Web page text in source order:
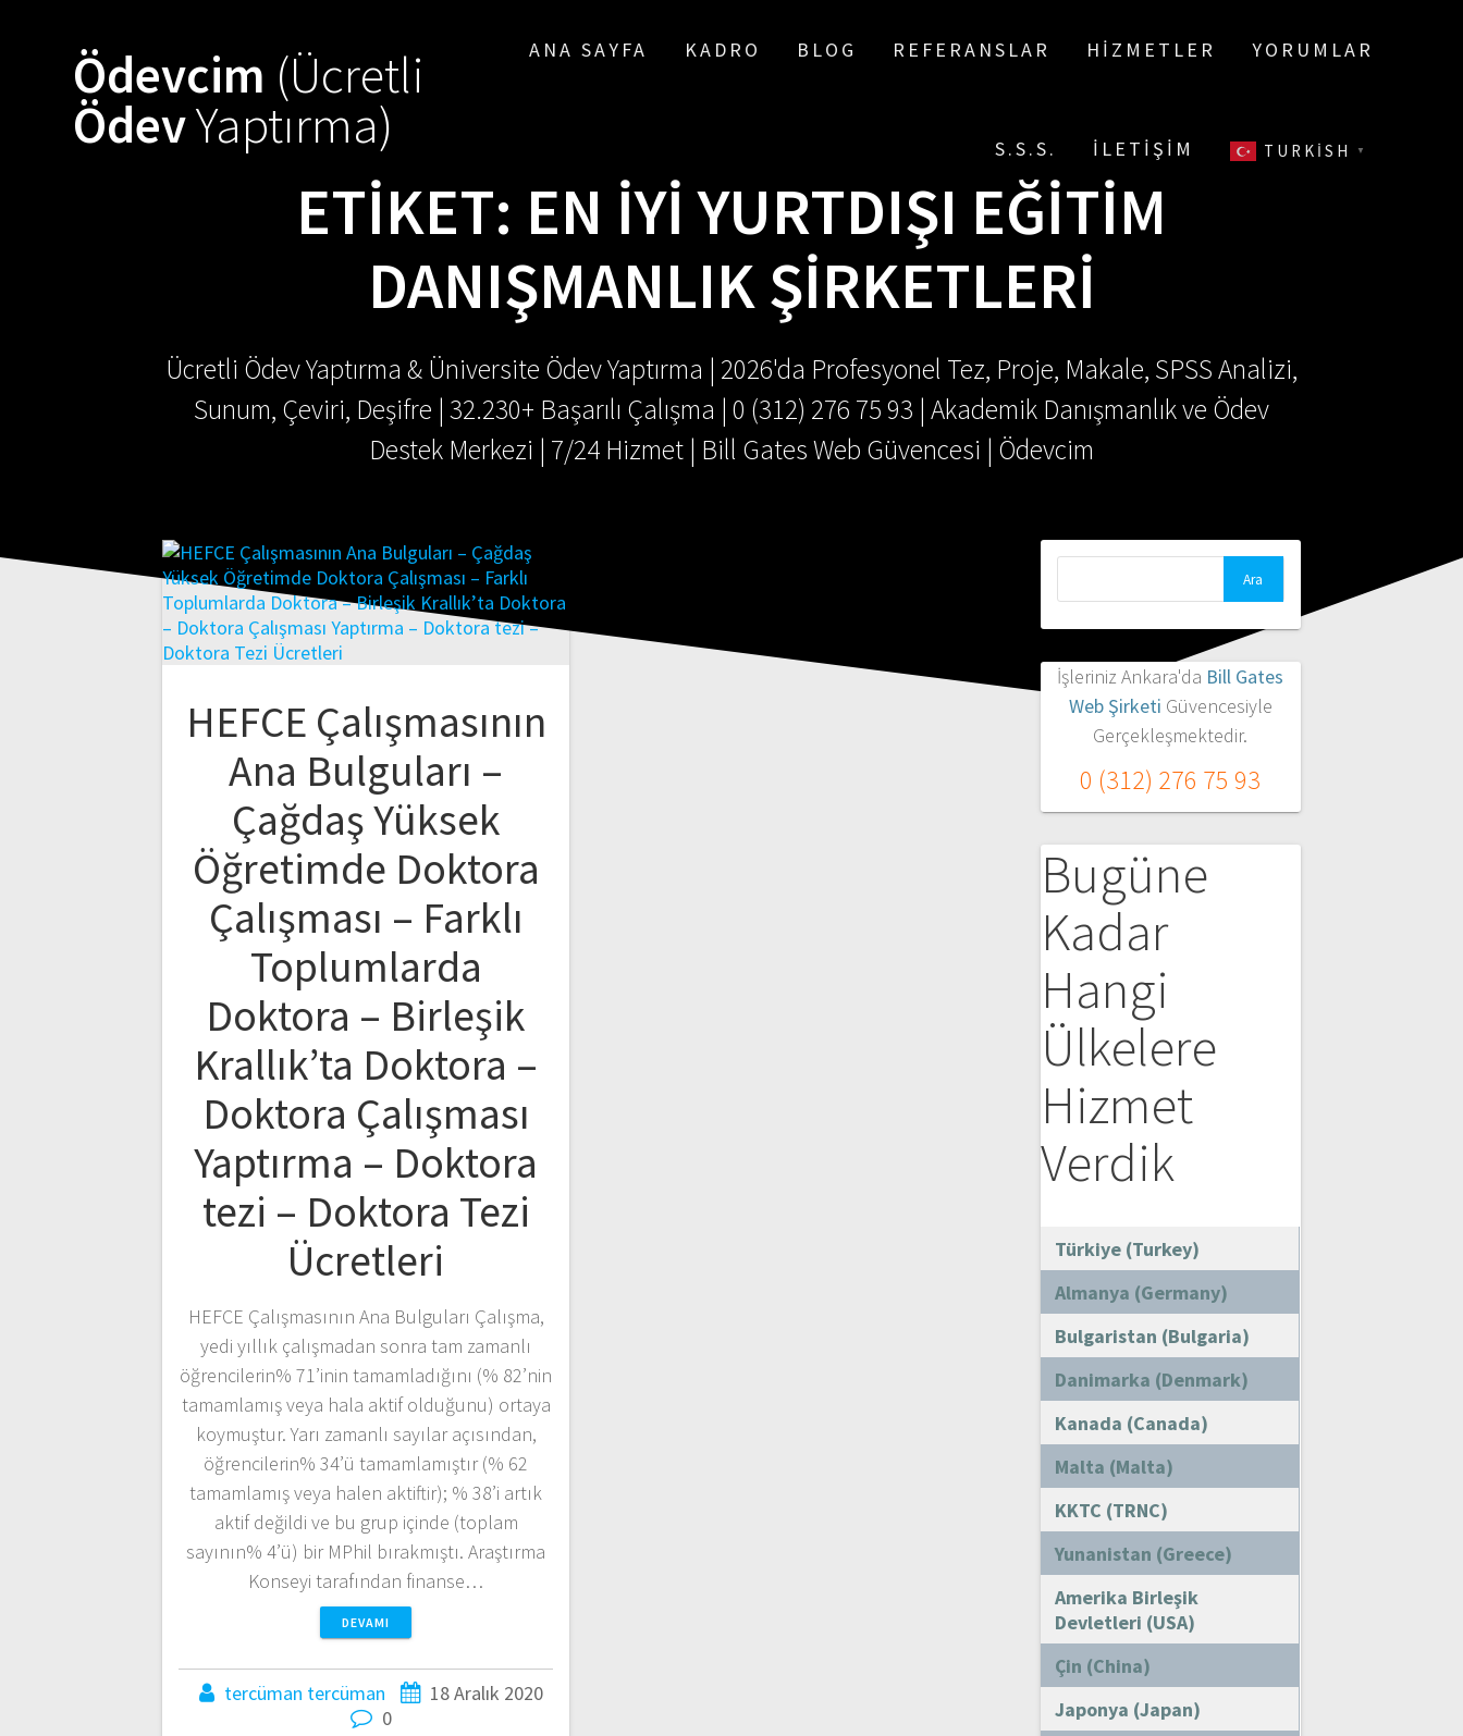
Ödevcim (Ücretli
ÖdevYaptırma)
ANA SAYFA KADRO BLOG REFERANSLAR HIZMETLER YORUMLAR
S.S.S. İLETIŞIM TURKISH ▼
ETIKET: EN IYI YURTDIŞI EĞITIM
DANIŞMANLIK ŞIRKETLERI
Ücretli Ödev Yaptırma & Üniversite Ödev Yaptırma | 2026'da Profesyonel Tez, Proje, Makale, SPSS Analizi,
Sunum, Çeviri, Deşifre | 32.230+ Başarılı Çalışma | 0 (312) 276 75 93 | Akademik Danışmanlık ve Ödev
Destek Merkezi | 7/24 Hizmet | Bill Gates Web Güvencesi | Ödevcim
HEFCE Çalışmasının
Ana Bulguları –
Çağdaş Yüksek
Öğretimde Doktora
Çalışması – Farklı
Toplumlarda
Doktora – Birleşik
Krallık’ta Doktora –
Doktora Çalışması
Yaptırma – Doktora
tezi – Doktora Tezi
Ücretleri
HEFCE Çalışmasının Ana Bulguları Çalışma,
yedi yıllık çalışmadan sonra tam zamanlı
öğrencilerin% 71’inin tamamladığını (% 82’nin
tamamlamış veya hala aktif olduğunu) ortaya
koymuştur. Yarı zamanlı sayılar açısından,
öğrencilerin% 34’ü tamamlamıştır (% 62
tamamlamış veya halen aktiftir); % 38’i artık
aktif değildi ve bu grup içinde (toplam
sayının% 4’ü) bir MPhil bırakmıştı. Araştırma
Konseyi tarafından finanse…
DEVAMI
tercüman tercüman
18 Aralık 2020
0
İşleriniz Ankara'da Bill Gates
Web Şirketi Güvencesiyle
Gerçekleşmektedir.
0 (312) 276 75 93
Bugüne
Kadar
Hangi
Ülkelere
Hizmet
Verdik
Türkiye (Turkey)
Almanya (Germany)
Bulgaristan (Bulgaria)
Danimarka (Denmark)
Kanada (Canada)
Malta (Malta)
KKTC (TRNC)
Yunanistan (Greece)
Amerika Birleşik
Devletleri (USA)
Çin (China)
Japonya (Japan)